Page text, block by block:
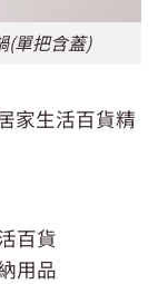
(單把含蓋)
家生活百貨精
百貨
用品